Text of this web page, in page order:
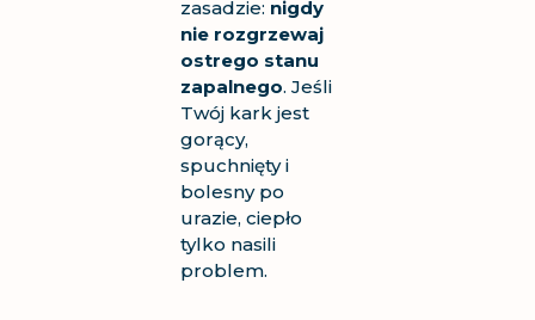
zasadzie: nigdy
nie rozgrzewaj
ostrego stanu
zapalnego. Jeśli
Twój kark jest
gorący,
spuchnięty i
bolesny po
urazie, ciepło
tylko nasili
problem.